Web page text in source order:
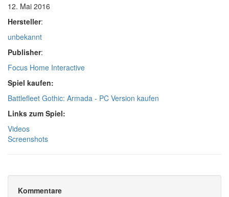
12. Mai 2016
Hersteller:
unbekannt
Publisher:
Focus Home Interactive
Spiel kaufen:
Battlefleet Gothic: Armada - PC Version kaufen
Links zum Spiel:
Videos
Screenshots
Kommentare